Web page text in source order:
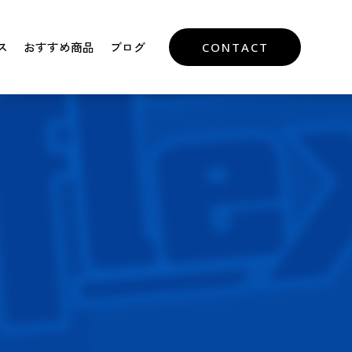
おすすめ商品 ブログ CONTACT